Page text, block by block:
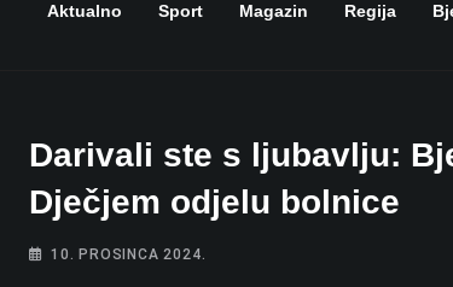
Aktualno Sport Magazin Regija
Darivali ste s ljubavlju:
Dječjem odjelu bolnice
10. PROSINCA 2024.